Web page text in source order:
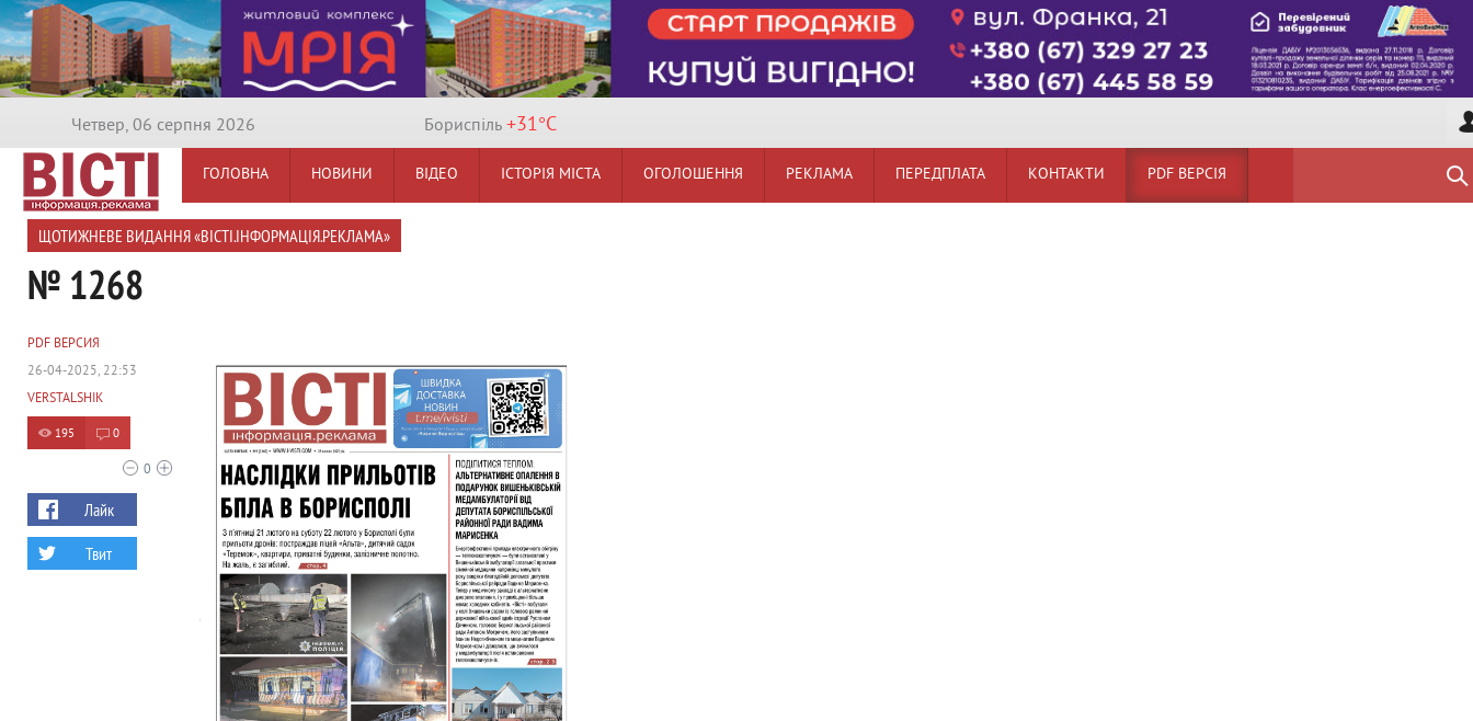
Четвер, 06 серпня 2026 Бориспiль +31°C
ГОЛОВНА НОВИНИ ВІДЕО ІСТОРІЯ МІСТА ОГОЛОШЕННЯ РЕКЛАМА ПЕРЕДПЛАТА КОНТАКТИ PDF ВЕРСІЯ
ЩОТИЖНЕВЕ ВИДАННЯ «ВІСТІ.ІНФОРМАЦІЯ.РЕКЛАМА»
№ 1268
PDF ВЕРСИЯ
26-04-2025, 22:53
VERSTALSHIK
195 0
0
Лайк
Твит